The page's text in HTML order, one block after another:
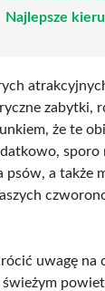
Najlepsze
zabytki,
że te
sporo
a także
uwagę na